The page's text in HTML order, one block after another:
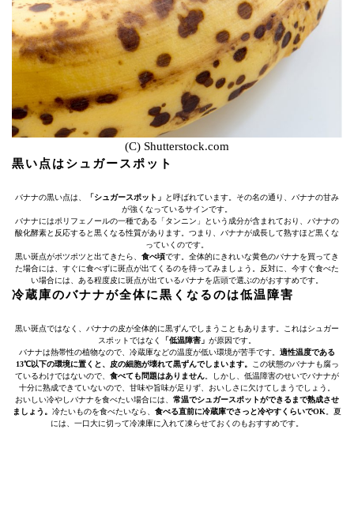
(C) Shutterstock.com
黒い点はシュガースポット
バナナの黒い点は、 「シュガースポット」
と呼ばれています。その名の通り、バナナの甘み
が強くなっているサインです。
バナナにはポリフェノールの一種である「タンニン」という成分が含まれており、バナナの
酸化酵素と反応すると黒くなる性質があります。つまり、バナナが成長して熟すほど黒くな
っていくのです。
黒い斑点がポツポツと出てきたら、 食べ頃です。全体的にきれいな黄色のバナナを買ってき
た場合には、すぐに食べずに斑点が出てくるのを待ってみましょう。反対に、今すぐ食べた
い場合には、ある程度皮に斑点が出ているバナナを店頭で選ぶのがおすすめです。
冷蔵庫のバナナが全体に黒くなるのは低温障害
黒い斑点ではなく、バナナの皮が全体的に黒ずんでしまうこともあります。これはシュガー
スポットではなく
「低温障害」 が原因です。
バナナは熱帯性の植物なので、冷蔵庫などの温度が低い環境が苦手です。 適性温度である
13℃以下の環境に置くと、皮の細胞が壊れて黒ずんでしまいます。
この状態のバナナも腐っ
ているわけではないので、 食べても問題はありません 。しかし、低温障害のせいでバナナが
十分に熟成できていないので、甘味や旨味が足りず、おいしさに欠けてしまうでしょう。
おいしい冷やしバナナを食べたい場合には、 常温でシュガースポットができるまで熟成させ
ましょう。 冷たいものを食べたいなら、 食べる直前に冷蔵庫でさっと冷やすくらいでOK 。夏
には、一口大に切って冷凍庫に入れて凍らせておくのもおすすめです。